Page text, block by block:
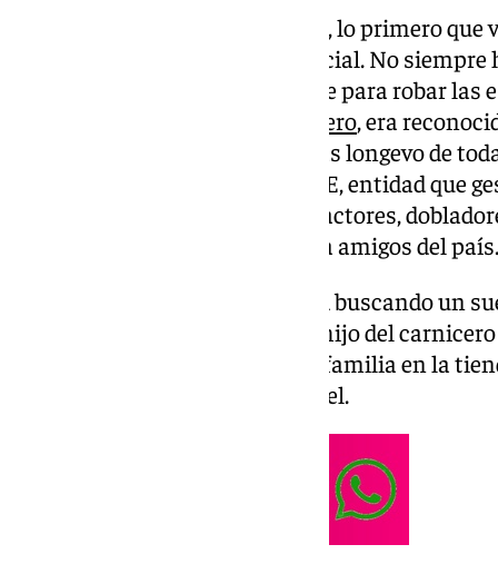
Es como el buen jamón serrano, lo primero que
pero cuando lo pruebas es esencial. No
focos, pero eso no es importante para robar las
Lucio Romero, era
como el intérprete en activo más longevo de
organizaban la fundación AISGE, entidad que
de propiedad intelectual de los actores,
escena, y la sociedad económica amigos del país.
Marchó en el año 1960 a Madrid buscando un
actor, conquistar al público. El hijo del
siempre echaba una mano a la familia en la
clientela interpretando ese papel.